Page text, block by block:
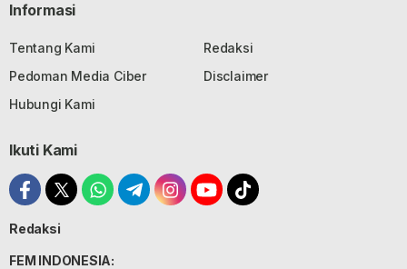
Informasi
Tentang Kami
Redaksi
Pedoman Media Ciber
Disclaimer
Hubungi Kami
Ikuti Kami
Redaksi
FEM INDONESIA: